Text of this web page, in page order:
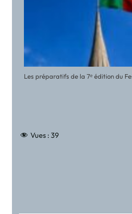
Les préparatifs de la 7ᵉ édition du
Vues : 39